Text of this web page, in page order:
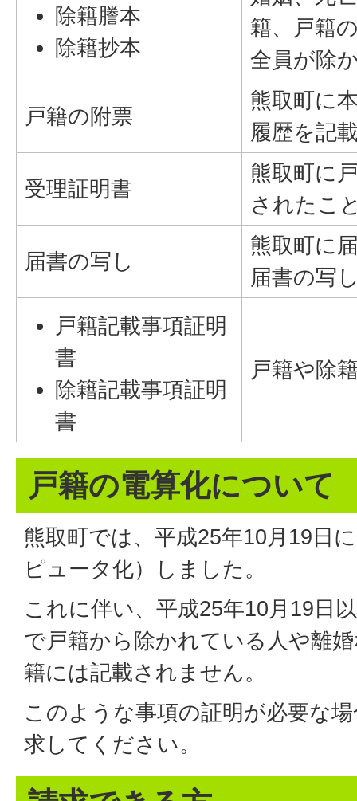
除籍謄本
除籍抄本
籍、戸籍
全員が除
戸籍の附票
熊取町に
履歴を記
受理証明書
熊取町に
されたこ
届書の写し
熊取町に
届書の写
戸籍記載事項証明
書
除籍記載事項証明
書
戸籍や除
戸籍の電算化について
熊取町では、平成25年10月19日
ピュータ化）しました。
これに伴い、平成25年10月19日
で戸籍から除かれている人や離
籍には記載されません。
このような事項の証明が必要な
求してください。